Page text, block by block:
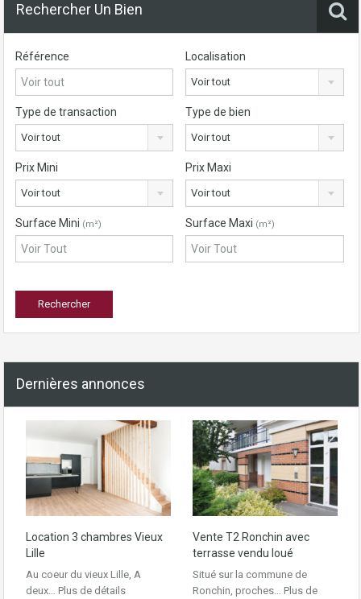
Rechercher Un Bien
Référence Localisation
Voir tout
Type de transaction
Voir tout
Type de bien
Voir tout
Prix Mini
Voir tout
Prix Maxi
Voir tout
Surface Mini (m²) Surface Maxi (m²)
Dernières annonces
Location 3 chambres Vieux
Lille
Au coeur du vieux Lille, A
deux… Plus de détails
Vente T2 Ronchin avec
terrasse vendu loué
Situé sur la commune de
Ronchin, proches… Plus de